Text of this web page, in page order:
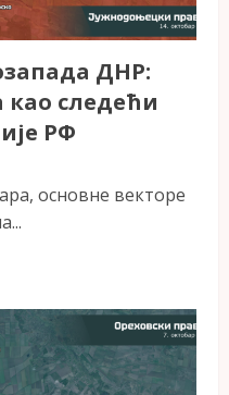
ДНР:
као следећи
РФ
основне векторе